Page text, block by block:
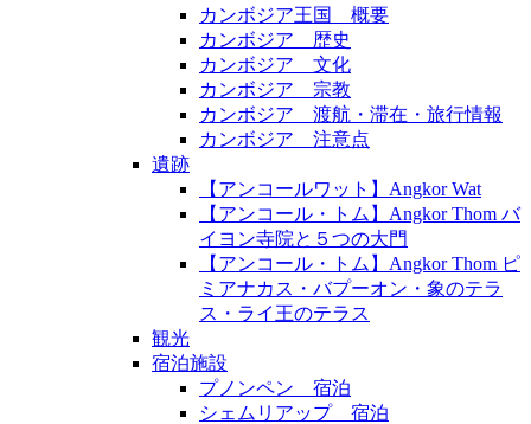
カンボジア王国 概要
カンボジア 歴史
カンボジア 文化
カンボジア 宗教
カンボジア 渡航・滞在・旅行情報
カンボジア 注意点
遺跡
【アンコールワット】Angkor Wat
【アンコール・トム】Angkor Thom バ
イヨン寺院と５つの大門
【アンコール・トム】Angkor Thom ピ
ミアナカス・バプーオン・象のテラ
ス・ライ王のテラス
観光
宿泊施設
プノンペン 宿泊
シェムリアップ 宿泊